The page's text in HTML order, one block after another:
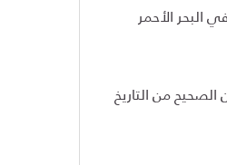
البحر الأحمر
من التاريخ